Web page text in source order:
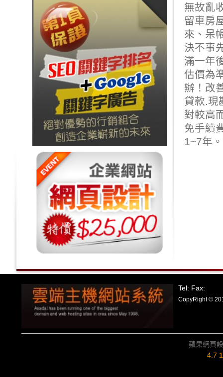
無故亂
留車房
來、呆
決不事
滿一年
估價為
辦！改
貸款.現
對較高
免手續
1~7年。
Tel: Fax:
CopyRight ©
蘋果網頁
4.7